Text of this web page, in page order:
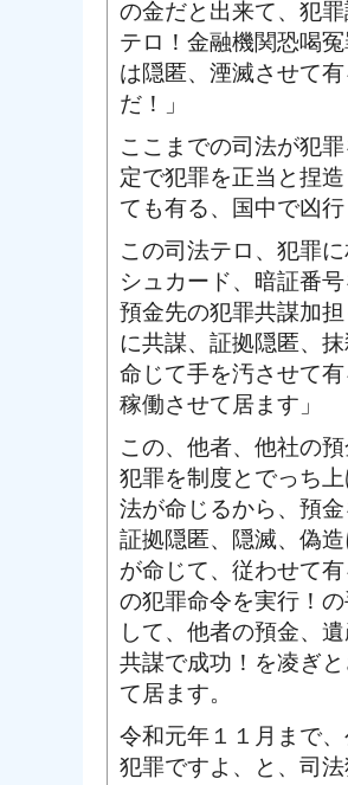
の金だと出来て、犯
テロ！金融機関恐喝
は隠匿、湮滅させて
だ！」
ここまでの司法が犯
定で犯罪を正当と捏
ても有る、国中で凶
この司法テロ、犯罪
シュカード、暗証番
預金先の犯罪共謀加
に共謀、証拠隠匿、
命じて手を汚させて
稼働させて居ます」
この、他者、他社の
犯罪を制度とでっち
法が命じるから、預
証拠隠匿、隠滅、偽
が命じて、従わせて
の犯罪命令を実行！
して、他者の預金、
共謀で成功！を凌ぎ
て居ます。
令和元年１１月まで
犯罪ですよ、と、司